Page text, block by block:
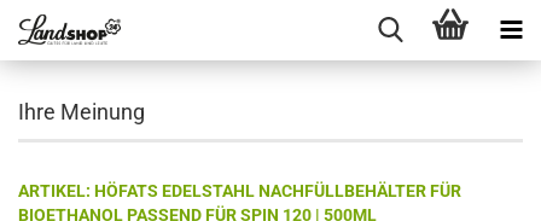
Ihre Meinung
ARTIKEL: HÖFATS EDELSTAHL NACHFÜLLBEHÄLTER FÜR
BIOETHANOL PASSEND FÜR SPIN 120 | 500ML